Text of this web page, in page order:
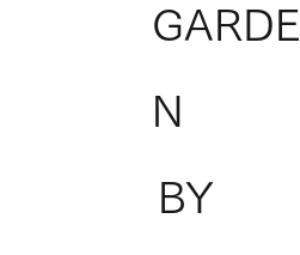
GARDE
N
BY